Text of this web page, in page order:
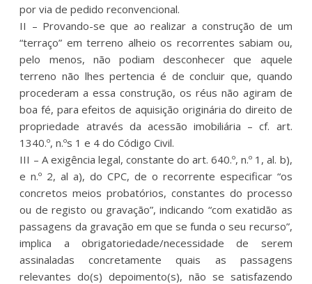
por via de pedido reconvencional.
II – Provando-se que ao realizar a construção de um
“terraço” em terreno alheio os recorrentes sabiam ou,
pelo menos, não podiam desconhecer que aquele
terreno não lhes pertencia é de concluir que, quando
procederam a essa construção, os réus não agiram de
boa fé, para efeitos de aquisição originária do direito de
propriedade através da acessão imobiliária – cf. art.
1340.º, n.ºs 1 e 4 do Código Civil.
III – A exigência legal, constante do art. 640.º, n.º 1, al. b),
e n.º 2, al a), do CPC, de o recorrente especificar “os
concretos meios probatórios, constantes do processo
ou de registo ou gravação”, indicando “com exatidão as
passagens da gravação em que se funda o seu recurso”,
implica a obrigatoriedade/necessidade de serem
assinaladas concretamente quais as passagens
relevantes do(s) depoimento(s), não se satisfazendo